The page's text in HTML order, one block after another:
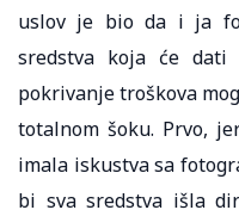
uslov je bio da i ja
sredstva koja će
pokrivanje troškova
totalnom šoku. Prvo,
imala iskustva sa
bi sva sredstva išla